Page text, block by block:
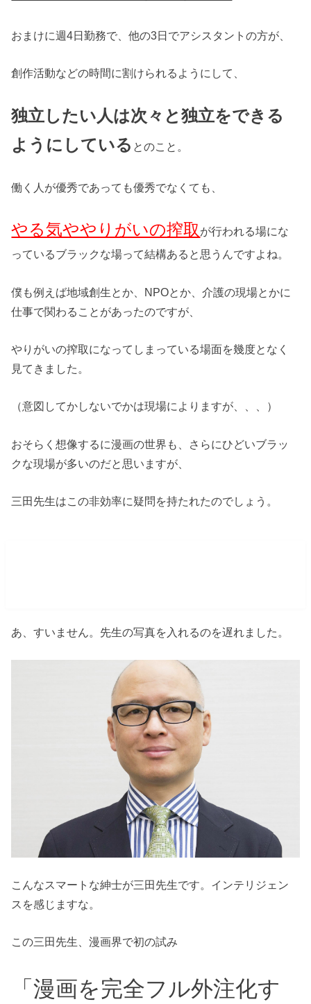
おまけに週4日勤務で、他の3日でアシスタントの方が、
創作活動などの時間に割けられるようにして、
独立したい人は次々と独立をできる
ようにしている とのこと。
働く人が優秀であっても優秀でなくても、
やる気ややりがいの搾取 が行われる場にな
っているブラックな場って結構あると思うんですよね。
僕も例えば地域創生とか、NPOとか、介護の現場とかに
仕事で関わることがあったのですが、
やりがいの搾取になってしまっている場面を幾度となく
見てきました。
（意図してかしないでかは現場によりますが、、、）
おそらく想像するに漫画の世界も、さらにひどいブラッ
クな現場が多いのだと思いますが、
三田先生はこの非効率に疑問を持たれたのでしょう。
あ、すいません。先生の写真を入れるのを遅れました。
こんなスマートな紳士が三田先生です。インテリジェン
スを感じますな。
この三田先生、漫画界で初の試み
「漫画を完全フル外注化す